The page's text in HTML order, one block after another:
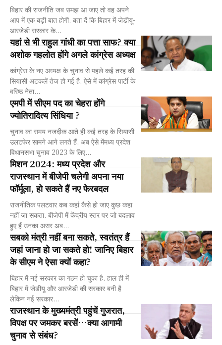
बिहार की राजनीति जब समझ आ जाए तो वह अपने
आप में एक बड़ी बात होगी. बता दें कि बिहार में जेडीयू-
आरजेडी सरकार के...
यहां से भी राहुल गांधी का पत्ता साफ? क्या
अशोक गहलोत होंगे अगले कांग्रेस अध्यक्ष
कांग्रेस के नए अध्यक्ष के चुनाव से पहले कई तरह की
सियासी अटकलें तेज हो गई है. ऐसे में कांग्रेस पार्टी के
वरिष्ठ नेता...
एमपी में सीएम पद का चेहरा होंगे
ज्योतिरादित्य सिंधिया ?
चुनाव का समय नजदीक आते ही कई तरह के सियासी
उलटफेर सामने आने लगते हैं. अब ऐसे मेंमध्य प्रदेश
विधानसभा चुनाव 2023 के लिए...
मिशन 2024: मध्य प्रदेश और
राजस्थान में बीजेपी चलेगी अपना नया
फॉर्मूला, हो सकते हैं नए फेरबदल
राजनीतिक पलटवार कब कहां कैसे हो जाए कुछ कहा
नहीं जा सकता. बीजेपी में केंद्रीय स्तर पर जो बदलाव
हुए हैं उनका असर अब...
सबको मंत्री नहीं बना सकते, स्वतंत्र हैं
जहां जाना हो जा सकते हो! जानिए बिहार
के सीएम ने ऐसा क्यों कहा?
बिहार में नई सरकार का गठन हो चुका है. हाल ही में
बिहार में जेडीयू और आरजेडी की सरकार बनी है
लेकिन नई सरकार...
राजस्थान के मुख्यमंत्री पहुंचें गुजरात,
विपक्ष पर जमकर बरसें…क्या आगामी
चुनाव से संबंध?